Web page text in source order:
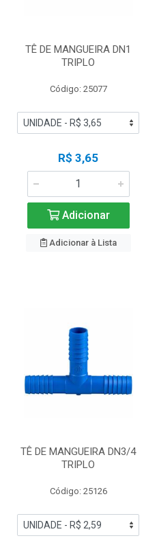
TÊ DE MANGUEIRA DN1
TRIPLO
Código: 25077
R$ 3,65
Adicionar
Adicionar à Lista
TÊ DE MANGUEIRA DN3/4
TRIPLO
Código: 25126